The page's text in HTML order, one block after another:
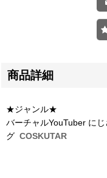
商品詳細
★ジャンル★
バーチャルYouTuber に
グ COSKUTAR